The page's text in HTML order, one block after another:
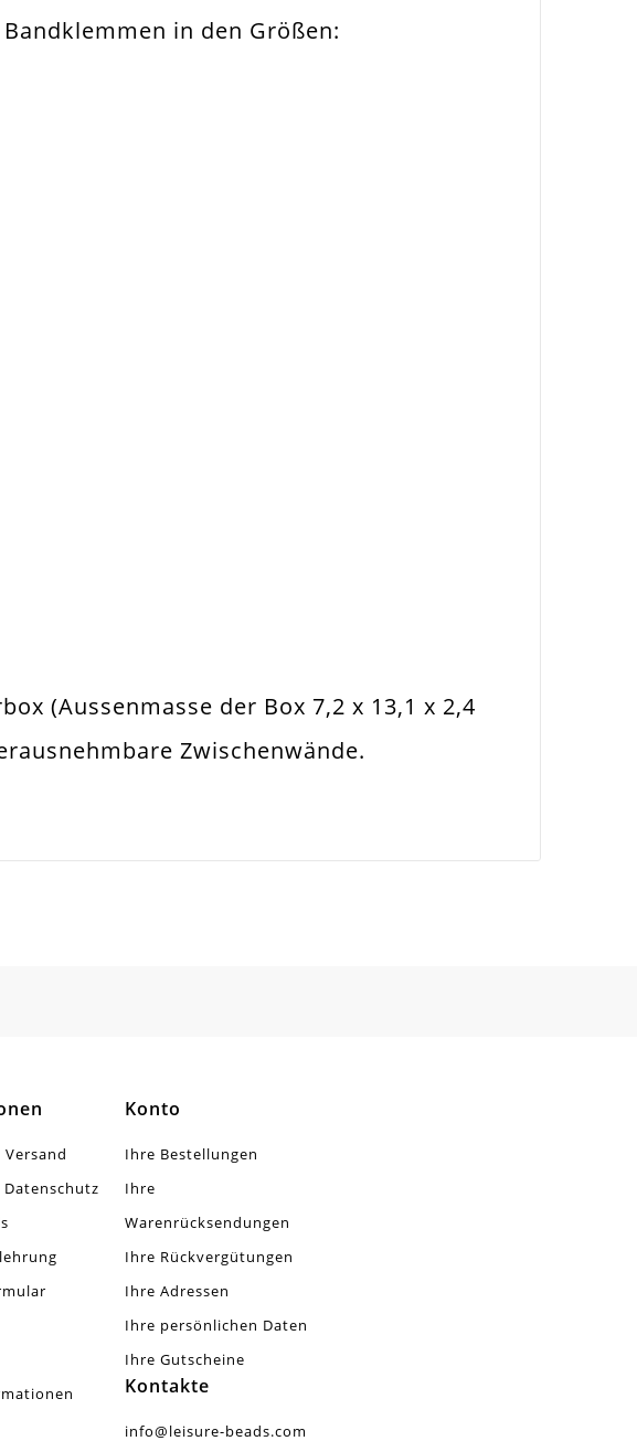
Taschenanhänger
in den Größen:
(Aussenmasse der Box 7,2 x 13,1 x 2,4
Zwischenwände.
Konto
Ihre Bestellungen
Ihre
Warenrücksendungen
Ihre Rückvergütungen
Ihre Adressen
Ihre persönlichen Daten
Ihre Gutscheine
Kontakte
info@leisure-beads.com